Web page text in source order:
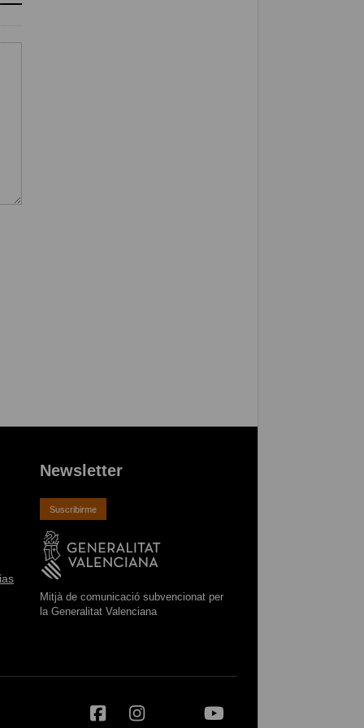
Newsletter
Suscribirme
Mitjà de comunicació subvencionat per
la Generalitat Valenciana